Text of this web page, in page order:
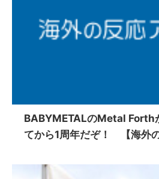
BABYMETALのMetal Forth
てから1周年だぞ！ 【海外の